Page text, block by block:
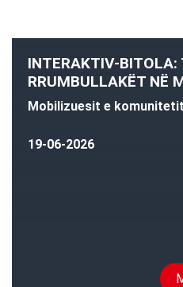
INTERAKTIV-BITOLA:
RRUMBULLAKËT NË
Mobilizuesit e komunitetit
19-06-2026